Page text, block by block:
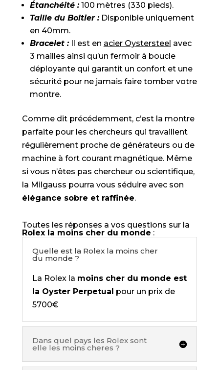
Étanchéité :100 mètres (330 pieds).
Taille du Boîtier :Disponible uniquement
en 40mm.
Bracelet :Il est en acier Oystersteel avec
3 mailles ainsi qu’un fermoir à boucle
déployante qui garantit un confort et une
sécurité pour ne jamais faire tomber votre
montre.
Comme dit précédemment, c’est la montre
parfaite pour les chercheurs qui travaillent
régulièrement proche de générateurs ou de
machine à fort courant magnétique. Même
si vous n’êtes pas chercheur ou scientifique,
la Milgauss pourra vous séduire avec son
élégance sobre et raffinée.
Toutes les réponses a vos questions sur la
Rolex la moins cher du monde :
Quelle est la Rolex la moins cher
du monde ?
La Rolex la moins cher du monde est
la Oyster Perpetual pour un prix de
5700€
Dans quel pays les Rolex sont
elle les moins cheres ?